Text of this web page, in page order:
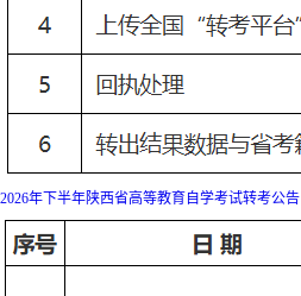
2026年下半年陕西省高等教育自学考试转考公告